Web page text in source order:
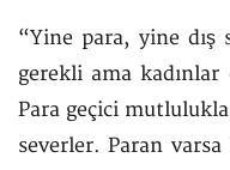
“Yine para, yine dış
gerekli ama
Para geçici
severler. Paran